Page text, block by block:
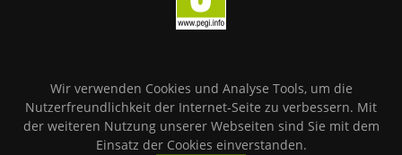
Wir verwenden Cookies und Analyse Tools, um die
Nutzerfreundlichkeit der Internet-Seite zu verbessern. Mit
der weiteren Nutzung unserer Webseiten sind Sie mit dem
Einsatz der Cookies einverstanden.